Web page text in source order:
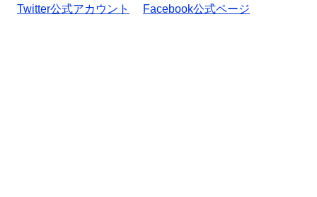
Twitter公式アカウント
Facebook公式ページ